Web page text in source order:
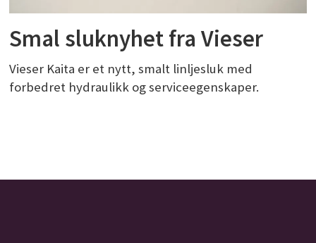
Smal sluknyhet fra Vieser
Vieser Kaita er et nytt, smalt linljesluk med
forbedret hydraulikk og serviceegenskaper.